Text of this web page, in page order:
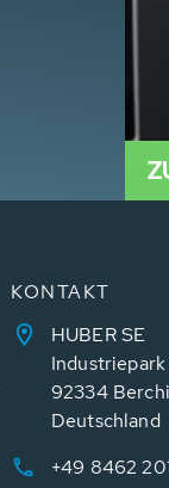
KONTAKT
HUBER SE
Industriepark
92334
Deutschland
+49 8462